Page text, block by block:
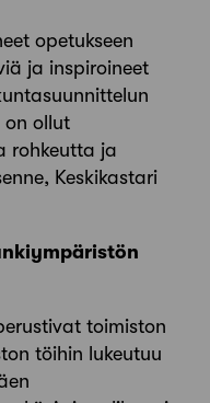
opetukseen
ja inspiroineet
on ollut
rohkeutta ja
Keskikastari
toimiston
töihin lukeutuu